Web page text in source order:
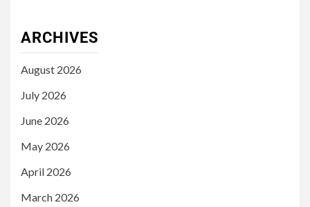
ARCHIVES
August 2026
July 2026
June 2026
May 2026
April 2026
March 2026